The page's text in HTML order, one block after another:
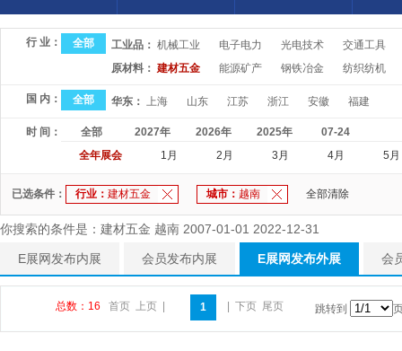
首页 国内展会 展会会刊 会
行 业： 全部 工业品： 机械工业 电子电力 光电技术
交通工具
原材料： 建材五金 能源矿产 钢铁冶金 纺织纺机
国 内： 全部 华东： 上海 山东 江苏 浙江 安徽 福建
时 间： 全部 2027年 2026年 2025年
07-24
全年展会
1月 2月 3月 4月 5月
已选条件： 行业： 建材五金 城市： 越南 全部清除
你搜索的条件是：建材五金 越南 2007-01-01 2022-12-31
E展网发布内展 会员发布内展 E展网发布外展 会
总数：16 首页 上页 1 下页 尾页 跳转到